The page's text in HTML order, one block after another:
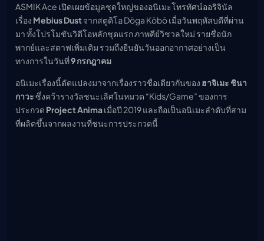
ตารางออกอากาศอนิ
เมะ (คืนนี้)
ตารางออกอากาศอนิ
เมะ
ASMIK Ace เปิดเผยข้อมูลชุดใหญ่ของอนิเมะโทรทัศน์ออริจินัล
เรื่อง Mebius Dustจากสตูดิโอ Dōga Kōbō เมื่อวันพฤหัสบดีที่ผ่าน
มา ทั้งโปรโมชันวิดีโอหลักชุดแรก ภาพคีย์วิชวลใหม่ รายชื่อนัก
พากย์และสตาฟเพิ่มเติม รวมถึงยืนยันวันออกอากาศอย่างเป็น
ทางการในวันที่9 กรกฎาคม
อนิเมะเรื่องนี้ดัดแปลงมาจากเรื่องราวชื่อเดียวกันของ ฮาจิเมะ ชินา
กาวะซึ่งคว้ารางวัลชนะเลิศในหมวด “Kids/Game” ของการ
ประกวด Project Animaเมื่อปี 2019 และถือเป็นอนิเมะลำดับที่สาม
ที่ผลิตขึ้นจากผลงานที่ชนะการประกวดนี้